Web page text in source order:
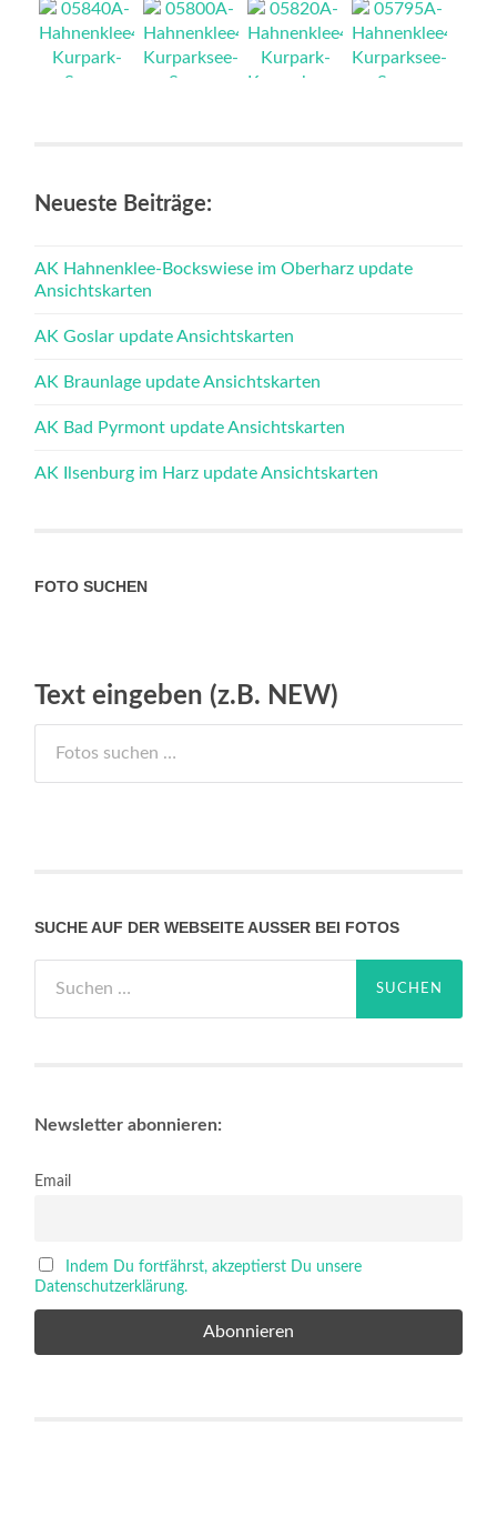
Neueste Beiträge:
AK Hahnenklee-Bockswiese im Oberharz update
Ansichtskarten
AK Goslar update Ansichtskarten
AK Braunlage update Ansichtskarten
AK Bad Pyrmont update Ansichtskarten
AK Ilsenburg im Harz update Ansichtskarten
FOTO SUCHEN
Text eingeben (z.B. NEW)
SUCHE AUF DER WEBSEITE AUSSER BEI FOTOS
nach:
Newsletter abonnieren:
Email
Indem Du fortfährst, akzeptierst Du unsere
Datenschutzerklärung.